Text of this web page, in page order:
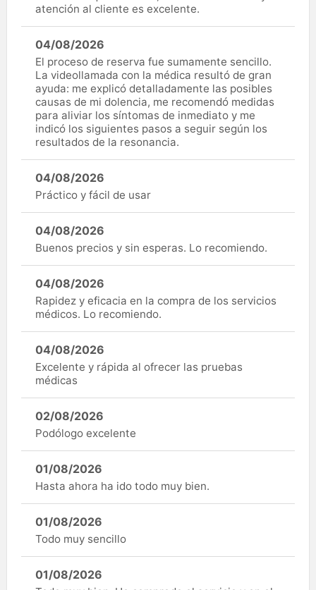
atención al cliente es excelente.
04/08/2026
El proceso de reserva fue sumamente sencillo.
La videollamada con la médica resultó de gran
ayuda: me explicó detalladamente las posibles
causas de mi dolencia, me recomendó medidas
para aliviar los síntomas de inmediato y me
indicó los siguientes pasos a seguir según los
resultados de la resonancia.
04/08/2026
Práctico y fácil de usar
04/08/2026
Buenos precios y sin esperas. Lo recomiendo.
04/08/2026
Rapidez y eficacia en la compra de los servicios
médicos. Lo recomiendo.
04/08/2026
Excelente y rápida al ofrecer las pruebas
médicas
02/08/2026
Podólogo excelente
01/08/2026
Hasta ahora ha ido todo muy bien.
01/08/2026
Todo muy sencillo
01/08/2026